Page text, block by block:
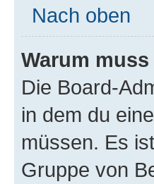
Nach oben
Warum
Die Board-
in dem du
müssen. Es
Gruppe von